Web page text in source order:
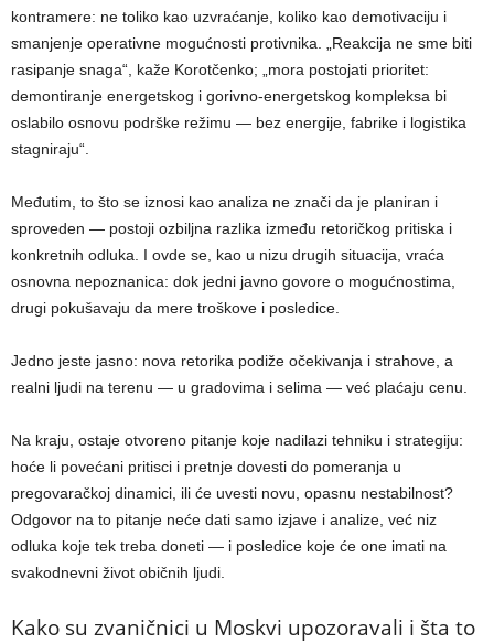
kontramere: ne toliko kao uzvraćanje, koliko kao demotivaciju i
smanjenje operativne mogućnosti protivnika. „Reakcija ne sme biti
rasipanje snaga“, kaže Korotčenko; „mora postojati prioritet:
demontiranje energetskog i gorivno-energetskog kompleksa bi
oslabilo osnovu podrške režimu — bez energije, fabrike i logistika
stagniraju“.
Međutim, to što se iznosi kao analiza ne znači da je planiran i
sproveden — postoji ozbiljna razlika između retoričkog pritiska i
konkretnih odluka. I ovde se, kao u nizu drugih situacija, vraća
osnovna nepoznanica: dok jedni javno govore o mogućnostima,
drugi pokušavaju da mere troškove i posledice.
Jedno jeste jasno: nova retorika podiže očekivanja i strahove, a
realni ljudi na terenu — u gradovima i selima — već plaćaju cenu.
Na kraju, ostaje otvoreno pitanje koje nadilazi tehniku i strategiju:
hoće li povećani pritisci i pretnje dovesti do pomeranja u
pregovaračkoj dinamici, ili će uvesti novu, opasnu nestabilnost?
Odgovor na to pitanje neće dati samo izjave i analize, već niz
odluka koje tek treba doneti — i posledice koje će one imati na
svakodnevni život običnih ljudi.
Kako su zvaničnici u Moskvi upozoravali i šta to